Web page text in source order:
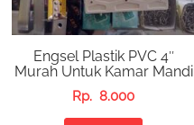
Engsel Plastik PVC 4″
Murah Untuk Kamar Mandi
Rp. 8.000